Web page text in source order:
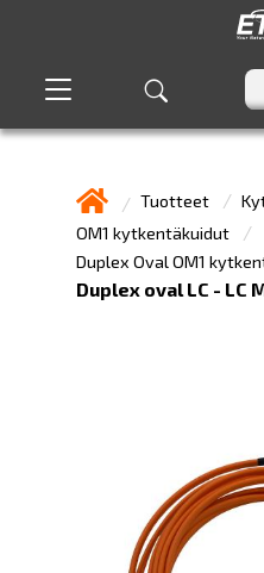
Tuotteet
OM1 kytkentäkuidut
Duplex Oval OM1
Duplex oval LC - LC